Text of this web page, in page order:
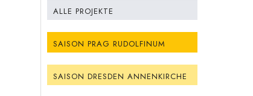
ALLE PROJEKTE
SAISON PRAG RUDOLFINUM
SAISON DRESDEN ANNENKIRCHE